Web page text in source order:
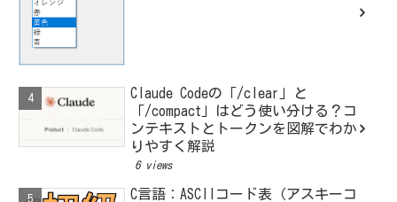
Claude Codeの「/clear」と
「/compact」はどう使い分ける？コ
ンテキストとトークンを図解でわか
りやすく解説
6 views
C言語：ASCIIコード表（アスキーコ